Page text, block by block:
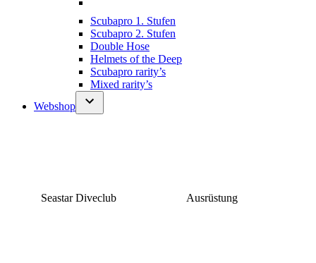
Scubapro 1. Stufen
Scubapro 2. Stufen
Double Hose
Helmets of the Deep
Scubapro rarity’s
Mixed rarity’s
Webshop
Seastar Diveclub Ausrüstung